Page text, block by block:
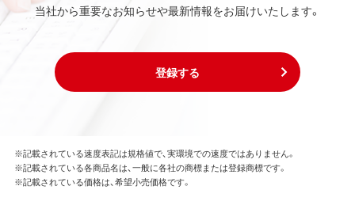
当社から重要なお知らせや最新情報をお届けいたします。
登録する
※記載されている速度表記は規格値で、実環境での速度ではありません。
※記載されている各商品名は、一般に各社の商標または登録商標です。
※記載されている価格は、希望小売価格です。